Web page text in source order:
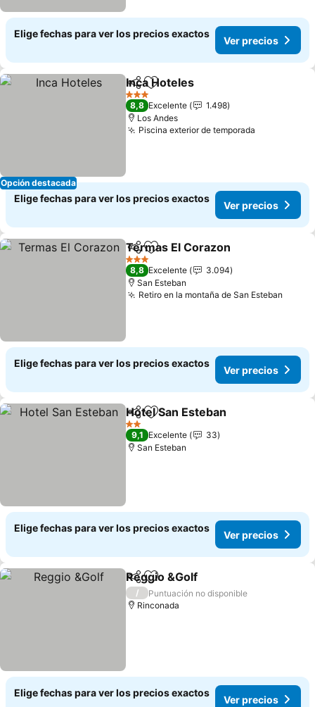
Elige fechas para ver los precios exactos
Ver precios
Opción destacada
CompartirAgregar a favoritos
Inca Hoteles
3 Estrellas
8,8 Excelente
1.498
Los Andes
Piscina exterior de temporada
Elige fechas para ver los precios exactos
Ver precios
Compartir
Agregar a favoritos
Termas El Corazon
3 Estrellas
8,8 Excelente
3.094
San Esteban
Retiro en la montaña de San Esteban
Elige fechas para ver los precios exactos
Ver precios
CompartirAgregar a favoritos
Hotel San Esteban
2 Estrellas
9,1 Excelente
33
San Esteban
Elige fechas para ver los precios exactos
Ver precios
CompartirAgregar a favoritos
Reggio &Golf
/
Puntuación no disponible
Rinconada
Elige fechas para ver los precios exactos
Ver precios